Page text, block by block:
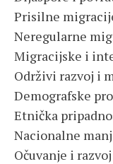
Prisilne
Neregularne
Migracijske i
Održivi razvoj i
Demografske
Etnička
Nacionalne
Očuvanje i